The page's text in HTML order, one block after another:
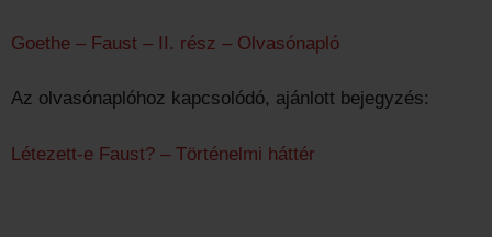
Goethe – Faust – II. rész – Olvasónapló
Az olvasónaplóhoz kapcsolódó, ajánlott bejegyzés:
Létezett-e Faust? – Történelmi háttér